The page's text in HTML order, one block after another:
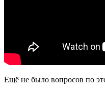
Ещё не было вопросов по